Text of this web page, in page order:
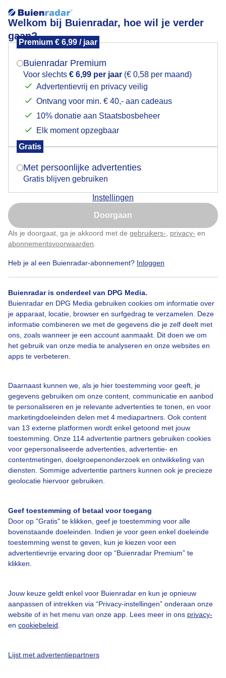
Welkom bij Buienradar, hoe wil je verder
gaan?
Premium € 6,99 / jaar
Buienradar Premium
Voor slechts € 6,99 per jaar (€ 0,58 per maand)
Advertentievrij en privacy veilig
Ontvang voor min. € 40,- aan cadeaus
10% donatie aan Staatsbosbeheer
Elk moment opzegbaar
Gratis
Met persoonlijke advertenties
Gratis blijven gebruiken
Instellingen
Doorgaan
Als je doorgaat, ga je akkoord met de gebruikers- privacy- en
abonnementsvoorwaarden
Heb je al een Buienradar-abonnement? Inloggen
Buienradar is onderdeel van DPG Media.
Buienradar en DPG Media gebruiken cookies om informatie over
je apparaat, locatie, browser en surfgedrag te verzamelen. Deze
informatie combineren we met de gegevens die je zelf deelt met
ons, zoals wanneer je een account aanmaakt. Dit doen we om
het gebruik van onze media te analyseren en onze websites en
apps te verbeteren.
Daarnaast kunnen we, als je hier toestemming voor geeft, je
gegevens gebruiken om onze content, communicatie en aanbod
te personaliseren en je relevante advertenties te tonen, en voor
marketingdoeleinden delen met 4 mediapartners. Ook content
van 13 externe platformen wordt enkel getoond met jouw
toestemming. Onze 114 advertentie partners gebruiken cookies
voor gepersonaliseerde advertenties, advertentie- en
contentmetingen, doelgroepenonderzoek en ontwikkeling van
diensten. Sommige advertentie partners kunnen ook je precieze
geolocatie hiervoor gebruiken.
Geef toestemming of betaal voor toegang
Door op "Gratis" te klikken, geef je toestemming voor alle
bovenstaande doeleinden. Indien je voor geen enkel doeleinde
toestemming wenst te geven, kun je kiezen voor een
advertentievrije ervaring door op “Buienradar Premium” te
klikken.
Jouw keuze geldt enkel voor Buienradar en kun je opnieuw
aanpassen of intrekken via “Privacy-instellingen” onderaan onze
website of in het menu van onze app. Lees meer in ons privacy-
en cookiebeleid
Lijst met advertentiepartners
Zon en wolkenvelden; weersverandering op komst
1
Zon Wolkenvelden Weersverandering
Zonsopkomst
Bekijk slideshow
Een moment geduld aub...
Over Buienradar
Veelgestelde vragen
Contact
Toegankelijkheid
Adverteren
Mogen we je locatie gebruiken voor het
Indien je hier nog geen akkoord op hebt gegeven,
verschijnt er zo een pop-up uit je browser waarin
Is goed, toon de popup
Nu niet, misschien later
Klik hierom dit aan te passen